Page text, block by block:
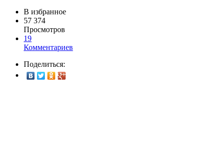
В избранное
57 374
Просмотров
19
Комментариев
Поделиться: